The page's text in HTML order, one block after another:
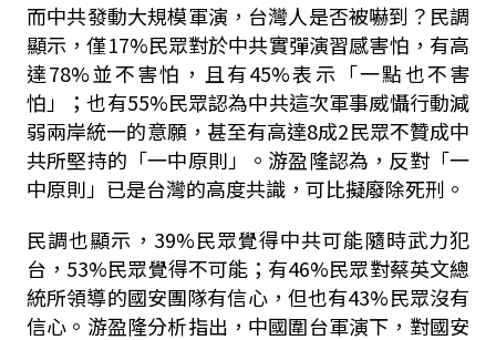
而中共發動大規模軍演，台灣人是否被嚇到？民調
顯示，僅17%民眾對於中共實彈演習感害怕，有高
達78%並不害怕，且有45%表示「一點也不害
怕」；也有55%民眾認為中共這次軍事威懾行動減
弱兩岸統一的意願，甚至有高達8成2民眾不贊成中
共所堅持的「一中原則」。游盈隆認為，反對「一
中原則」已是台灣的高度共識，可比擬廢除死刑。
民調也顯示，39%民眾覺得中共可能隨時武力犯
台，53%民眾覺得不可能；有46%民眾對蔡英文總
統所領導的國安團隊有信心，但也有43%民眾沒有
信心。游盈隆分析指出，中國圍台軍演下，對國安